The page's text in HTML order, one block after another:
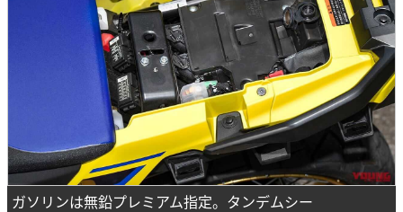
ガソリンは無鉛プレミアム指定。タンデムシー